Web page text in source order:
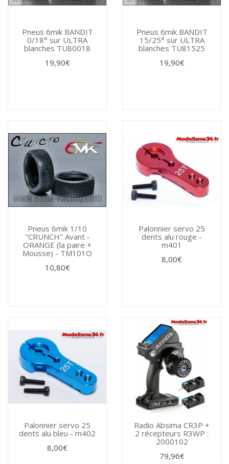
Pneus 6mik BANDIT
0/18° sur ULTRA
blanches TU80018
19,90€
Pneus 6mik BANDIT
15/25° sur ULTRA
blanches TU81525
19,90€
Pneus 6mik 1/10
"CRUNCH" Avant -
ORANGE (la paire +
Mousse) - TM101O
10,80€
Palonnier servo 25
dents alu rouge -
m401
8,00€
Palonnier servo 25
dents alu bleu - m402
8,00€
Radio Absima CR3P +
2 récepteurs R3WP :
2000102
79,96€